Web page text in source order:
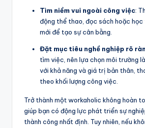
Tìm niềm vui ngoài công việc:
động thể thao, đọc sách hoặc học
mới để tạo sự cân bằng.
Đặt mục tiêu nghề nghiệp rõ
tìm việc, nên lựa chọn môi trường
với khả năng và giá trị bản thân,
theo khối lượng công việc.
Trở thành một workaholic không hoàn
giúp bạn có động lực phát triển sự
thành công nhất định. Tuy nhiên, nếu